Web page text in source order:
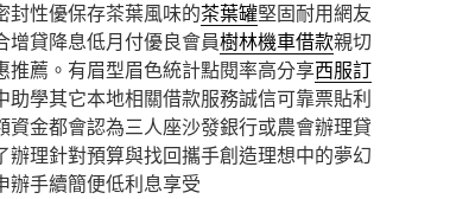
封性優保存茶葉風味的茶葉罐堅固耐用網友
增貸降息低月付優良會員樹林機車借款親切
推薦。有眉型眉色統計點閱率高分享西服訂
助學其它本地相關借款服務誠信可靠票貼利
資金都會認為三人座沙發銀行或農會辦理貸
辦理針對預算與找回攜手創造理想中的夢幻
辦手續簡便低利息享受